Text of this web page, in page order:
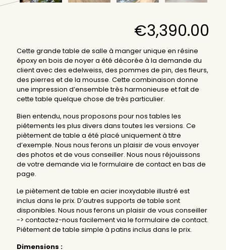
€3,390.00
Cette grande table de salle à manger unique en résine
époxy en bois de noyer a été décorée à la demande du
client avec des edelweiss, des pommes de pin, des fleurs,
des pierres et de la mousse. Cette combinaison donne
une impression d’ensemble très harmonieuse et fait de
cette table quelque chose de très particulier.
Bien entendu, nous proposons pour nos tables les
piétements les plus divers dans toutes les versions. Ce
piètement de table a été placé uniquement à titre
d’exemple. Nous nous ferons un plaisir de vous envoyer
des photos et de vous conseiller. Nous nous réjouissons
de votre demande via le formulaire de contact en bas de
page.
Le piètement de table en acier inoxydable illustré est
inclus dans le prix. D’autres supports de table sont
disponibles. Nous nous ferons un plaisir de vous conseiller
-> contactez-nous facilement via le formulaire de contact.
Piétement de table simple à patins inclus dans le prix.
Dimensions :